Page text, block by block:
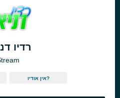
רדיו
אין אודיו?